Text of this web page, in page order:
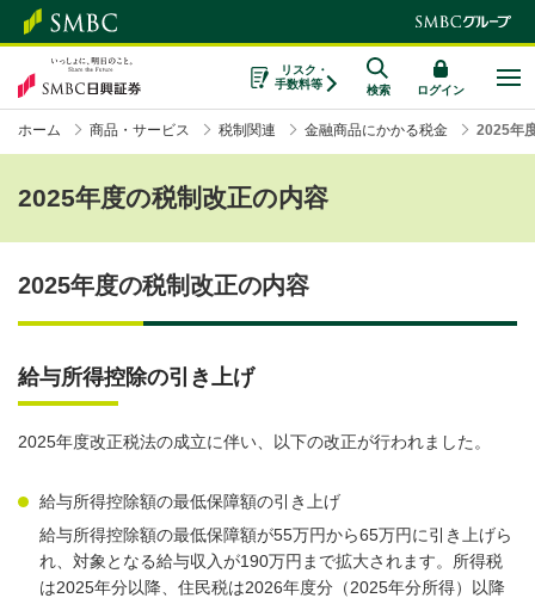
リスク・
手数料等
検索 ログイン
ホーム 商品・サービス 税制関連 金融商品にかかる税金 2025年
2025年度の税制改正の内容
2025年度の税制改正の内容
給与所得控除の引き上げ
2025年度改正税法の成立に伴い、以下の改正が行われました。
給与所得控除額の最低保障額の引き上げ
給与所得控除額の最低保障額が55万円から65万円に引き上げら
れ、対象となる給与収入が190万円まで拡大されます。所得税
は2025年分以降、住民税は2026年度分（2025年分所得）以降